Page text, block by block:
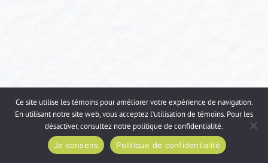
Ce site utilise les témoins pour améliorer votre expérience de navigation.
En utilisant notre site web, vous acceptez l’utilisation de témoins. Pour les
désactiver, consultez notre politique de confidentialité.
Je consens
Politique de confidentialité